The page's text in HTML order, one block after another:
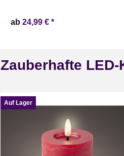
ab 24,99 € *
Zauberhafte LED-
Auf Lager